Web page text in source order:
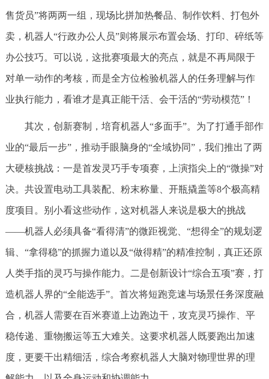
售货员”将两两一组，现场比拼加热餐品、制作饮料、打包外
卖，机器人“行政办公人员”则将展示布置会场、打印、碎纸等
办公技巧。可以说，这批赛项最大的亮点，就是不再局限于
对单一动作的考核，而是全方位检验机器人的任务理解与作
业执行能力，看谁才是真正能干活、会干活的“劳动模范”！
其次，创新赛制，培育机器人“多面手”。为了打通手部作
业的“最后一步”，推动手眼脑身的“全域协同”，我们推出了两
大硬核挑战：一是首发灵巧手专项赛，上演指尖上的“微操”对
决。共设置电动工具装配、粉末称量、开瓶撬盖等8个极高精
度项目。别小看这些动作，这对机器人来说是极大的挑战
——机器人必须具备“看得清”的微距视觉、“想得全”的规划逻
辑、“拿得稳”的抓握力道以及“做得精”的精准控制，真正还原
人类手指的灵巧与操作能力。二是创新设计“综合五项”赛，打
造机器人界的“全能选手”。首次将短跑竞速与场景任务深度融
合，机器人需要在百米赛道上边跑边干，攻克灵巧操作、平
稳传递、重物搬运等五大难关。这要求机器人既要跑出加速
度，更要干出精细活，综合考察机器人大脑对物理世界的理